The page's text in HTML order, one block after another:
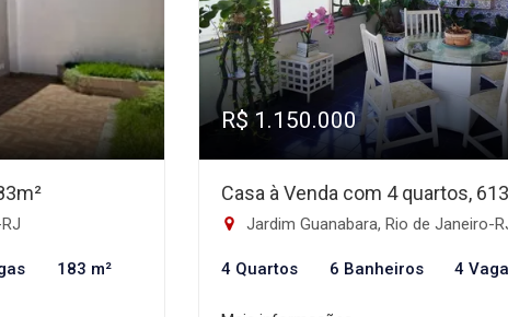
183 m²
R$ 1.150.000
Casa à Venda com 4 quartos,
Jardim Guanabara, Rio de Janeiro-
4 Quartos 6 Banheiros 4